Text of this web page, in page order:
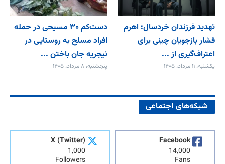
تهدید فرزندان خردسال؛ اهرم
فشار بازجویان چینی برای
اعتراف‌گیری از ...
یکشنبه، ۱۱ مرداد، ۱۴۰۵
دست‌کم ۳۰ مسیحی در حمله
افراد مسلح به روستایی در
نیجریه جان باختن ...
پنجشنبه، ۸ مرداد، ۱۴۰۵
شبکه‌های اجتماعی
Facebook
14,000
Fans
X (Twitter)
1,000
Followers